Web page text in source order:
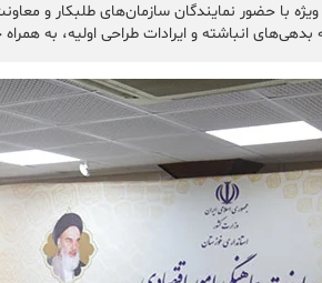
با حضور نمایندگان سازمان‌های طلبکار و
انباشته و ایرادات طراحی اولیه، به